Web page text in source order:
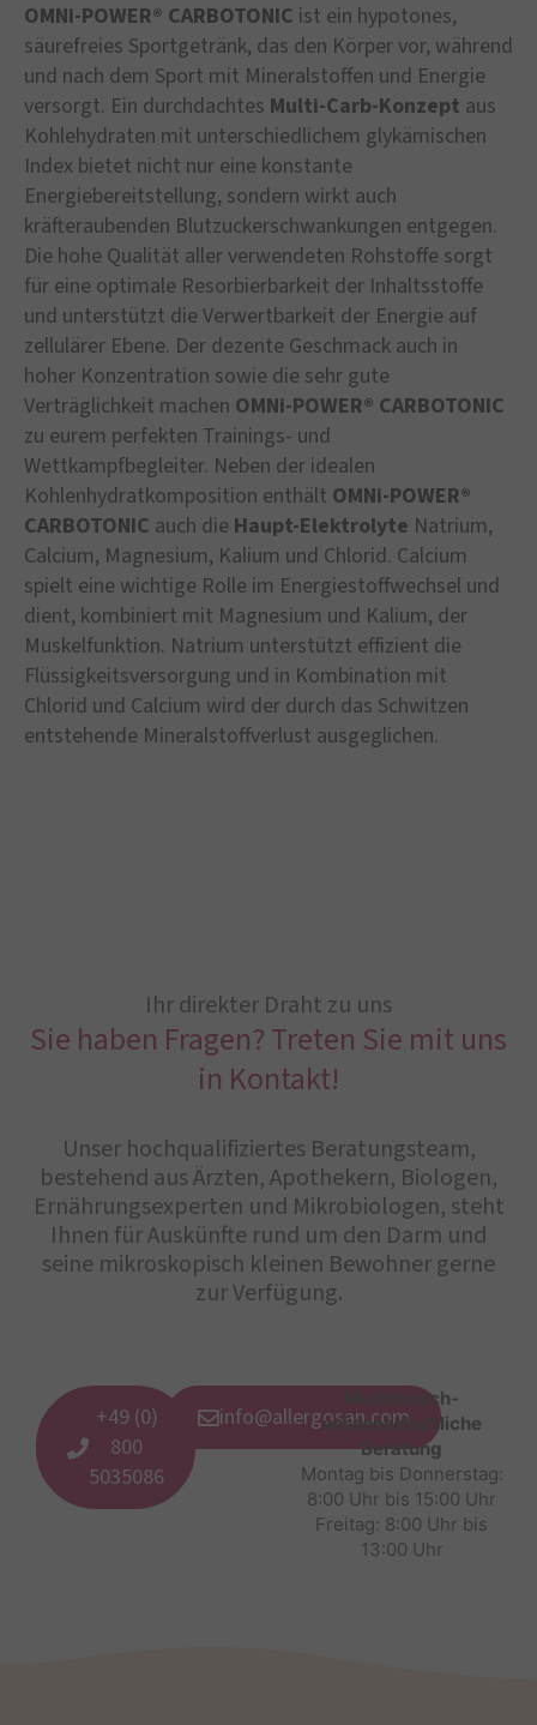
OMNi-POWER® CARBOTONIC ist ein hypotones,
säurefreies Sportgetränk, das den Körper vor, während
und nach dem Sport mit Mineralstoffen und Energie
versorgt. Ein durchdachtes Multi-Carb-Konzept aus
Kohlehydraten mit unterschiedlichem glykämischen
Index bietet nicht nur eine konstante
Energiebereitstellung, sondern wirkt auch
kräfteraubenden Blutzuckerschwankungen entgegen.
Die hohe Qualität aller verwendeten Rohstoffe sorgt
für eine optimale Resorbierbarkeit der Inhaltsstoffe
und unterstützt die Verwertbarkeit der Energie auf
zellulärer Ebene. Der dezente Geschmack auch in
hoher Konzentration sowie die sehr gute
Verträglichkeit machen OMNi-POWER® CARBOTONIC
zu eurem perfekten Trainings- und
Wettkampfbegleiter. Neben der idealen
Kohlenhydratkomposition enthält OMNi-POWER®
CARBOTONIC auch die Haupt-Elektrolyte Natrium,
Calcium, Magnesium, Kalium und Chlorid. Calcium
spielt eine wichtige Rolle im Energiestoffwechsel und
dient, kombiniert mit Magnesium und Kalium, der
Muskelfunktion. Natrium unterstützt effizient die
Flüssigkeitsversorgung und in Kombination mit
Chlorid und Calcium wird der durch das Schwitzen
entstehende Mineralstoffverlust ausgeglichen.
Ihr direkter Draht zu uns
Sie haben Fragen? Treten Sie mit uns
in Kontakt!
Unser hochqualifiziertes Beratungsteam,
bestehend aus Ärzten, Apothekern, Biologen,
Ernährungsexperten und Mikrobiologen, steht
Ihnen für Auskünfte rund um den Darm und
seine mikroskopisch kleinen Bewohner gerne
zur Verfügung.
+49 (0)
800
5035086
info@allergosan.com
Medizinisch-
wissenschaftliche
Beratung
Montag bis Donnerstag:
8:00 Uhr bis 15:00 Uhr
Freitag: 8:00 Uhr bis
13:00 Uhr